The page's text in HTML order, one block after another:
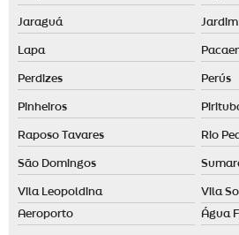
Nebulizador aromatizador
Nebulizador de ambiente
Odorizador de ambiente automático
Odorizador elétrico
Odorizante de ambiente
Jaraguá
Lapa
Perdizes Perús
Pinheiros
Raposo Tavares Rio
São Domingos
Vila Leopoldina Vila
Aeroporto Água